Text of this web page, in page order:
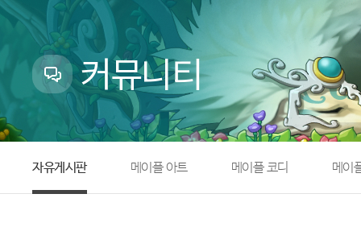
업데이트
이벤트
캐시샵 공지
메이플 알림판
with maple
추가정보
컨텐
커뮤니티
자유게시판 메이플 아트 메이플 코디 메이